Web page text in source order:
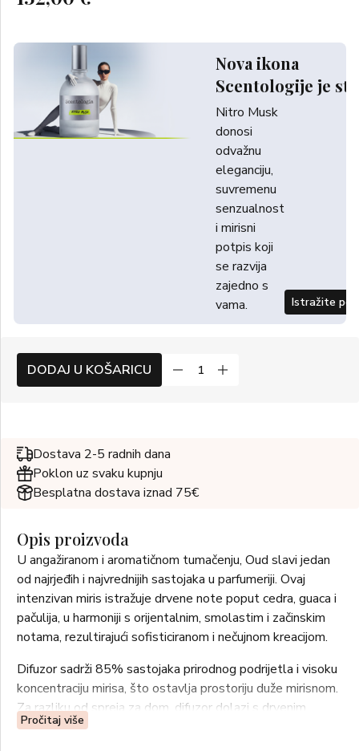
Nova ikona
Scentologije je
Nitro Musk
donosi
odvažnu
eleganciju,
suvremenu
senzualnost
i mirisni
potpis koji
se razvija
zajedno s
vama.
Istražite
DODAJ U KOŠARICU
Dostava 2-5 radnih dana
Poklon uz svaku kupnju
Besplatna dostava iznad 75€
Opis proizvoda
U angažiranom i aromatičnom tumačenju, Oud slavi jedan
od najrjeđih i najvrednijih sastojaka u parfumeriji. Ovaj
intenzivan miris istražuje drvene note poput cedra, guaca i
pačulija, u harmoniji s orijentalnim, smolastim i začinskim
notama, rezultirajući sofisticiranom i nečujnom kreacijom.
Difuzor sadrži 85% sastojaka prirodnog podrijetla i visoku
koncentraciju mirisa, što ostavlja prostoriju duže mirisnom.
Za razliku od spreja za dom, difuzor dolazi s drvenim
štapićima koji pojačavaju miris i kontinuirano šire miris u
Pročitaj više